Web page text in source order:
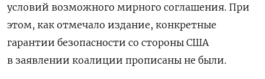
условий возможного мирного соглашения. При
этом, как отмечало издание, конкретные
гарантии безопасности со стороны США
в заявлении коалиции прописаны не были.